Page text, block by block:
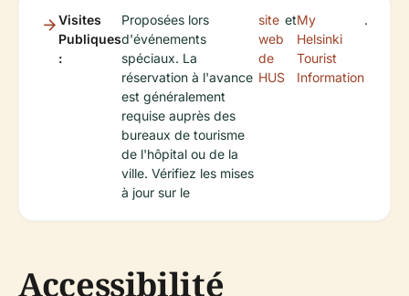
Visites
Publiques
:
Proposées lors
d'événements
spéciaux. La
réservation à l'avance
est généralement
requise auprès des
bureaux de tourisme
de l'hôpital ou de la
ville. Vérifiez les mises
à jour sur le
site
web
de
HUS
etMy
Helsinki
Tourist
Information
.
Accessibilité